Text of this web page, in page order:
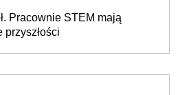
Pracownie STEM mają
przyszłości